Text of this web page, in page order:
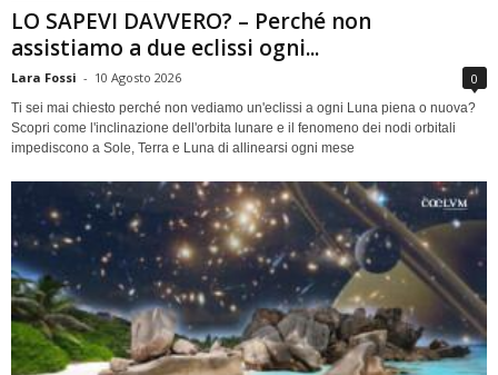
LO SAPEVI DAVVERO? – Perché non
assistiamo a due eclissi ogni...
Lara Fossi - 10 Agosto 2026 0
Ti sei mai chiesto perché non vediamo un'eclissi a ogni Luna piena o nuova?
Scopri come l'inclinazione dell'orbita lunare e il fenomeno dei nodi orbitali
impediscono a Sole, Terra e Luna di allinearsi ogni mese